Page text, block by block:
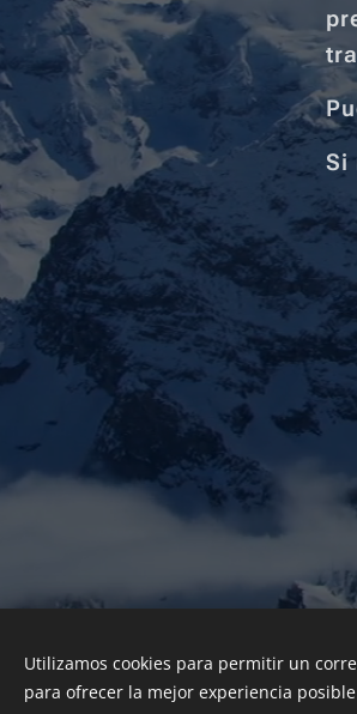
Si
Utilizamos cookies para permitir un
para ofrecer la mejor experiencia